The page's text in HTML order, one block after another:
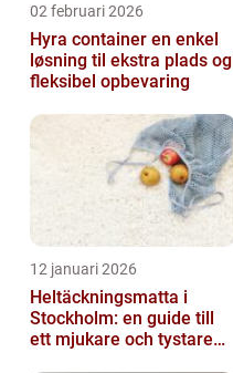
02 februari 2026
Hyra container en enkel
løsning til ekstra plads og
fleksibel opbevaring
12 januari 2026
Heltäckningsmatta i
Stockholm: en guide till
ett mjukare och tystare